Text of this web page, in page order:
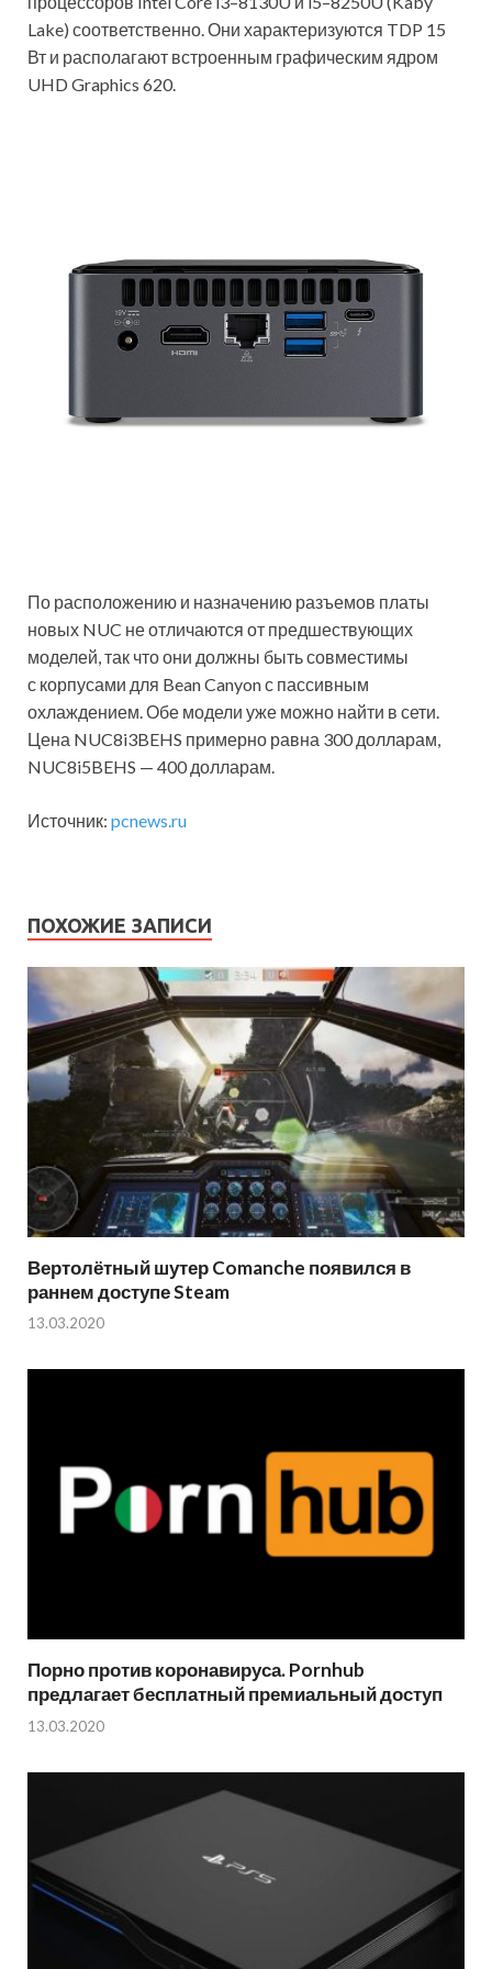
Lake) соответственно. Они характеризуются TDP 15
Вт и располагают встроенным графическим ядром
UHD Graphics 620.
По расположению и назначению разъемов платы
новых NUC не отличаются от предшествующих
моделей, так что они должны быть совместимы
с корпусами для Bean Canyon с пассивным
охлаждением. Обе модели уже можно найти в сети.
Цена NUC8i3BEHS примерно равна 300 долларам,
NUC8i5BEHS — 400 долларам.
Источник: pcnews.ru
ПОХОЖИЕ ЗАПИСИ
Вертолётный шутер Comanche появился в
раннем доступе Steam
13.03.2020
Порно против коронавируса. Pornhub
предлагает бесплатный премиальный доступ
13.03.2020